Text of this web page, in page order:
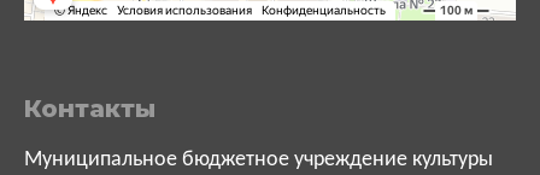
Контакты
Муниципальное бюджетное учреждение культуры